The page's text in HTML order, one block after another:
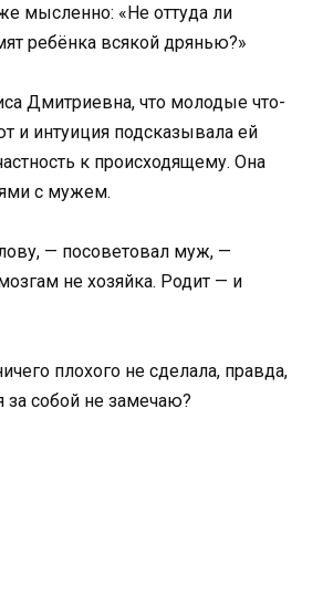
мысленно: «Не оттуда ли
ребёнка всякой дрянью?»
Дмитриевна, что молодые что-
и интуиция подсказывала ей
к происходящему. Она
с мужем.
— посоветовал муж, —
не хозяйка. Родит — и
плохого не сделала, правда,
собой не замечаю?